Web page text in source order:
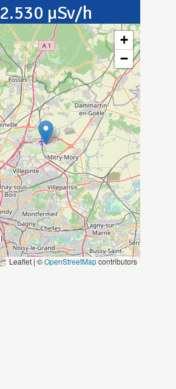
2.530 µSv/h
+
−
Leaflet | ©OpenStreetMapcontributors